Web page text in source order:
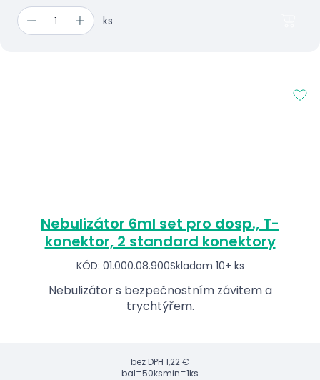
ks
Nebulizátor 6ml set pro dosp., T-
konektor, 2 standard konektory
KÓD: 01.000.08.900Skladom 10+ ks
Nebulizátor s bezpečnostním závitem a
trychtýřem.
bez DPH 1,22 €
bal=50ksmin=1ks